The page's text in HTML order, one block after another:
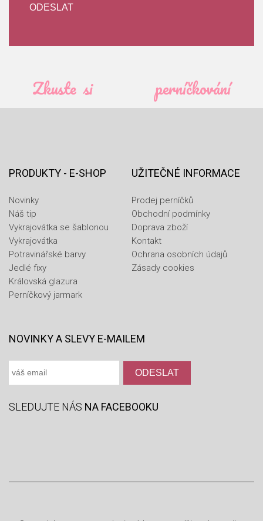
Zkuste si perníčkování
PRODUKTY - E-SHOP
Novinky
Náš tip
Vykrajovátka se šablonou
Vykrajovátka
Potravinářské barvy
Jedlé fixy
Královská glazura
Perníčkový jarmark
UŽITEČNÉ INFORMACE
Prodej perníčků
Obchodní podmínky
Doprava zboží
Kontakt
Ochrana osobních údajů
Zásady cookies
NOVINKY A SLEVY E-MAILEM
SLEDUJTE NÁS NA FACEBOOKU